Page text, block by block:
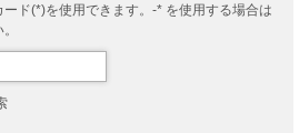
ド(*)を使用できます。-* を使用する場合は